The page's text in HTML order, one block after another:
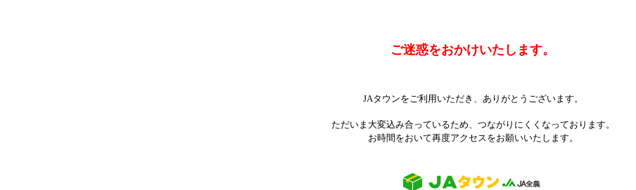
ご迷惑をおかけいたします。
JAタウンをご利用いただき、ありがとうございます。
ただいま大変込み合っているため、つながりにくくなっております。
お時間をおいて再度アクセスをお願いいたします。